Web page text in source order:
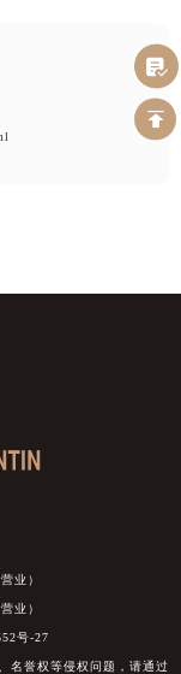
业）
业）
号-27
名誉权等侵权问题，请通过